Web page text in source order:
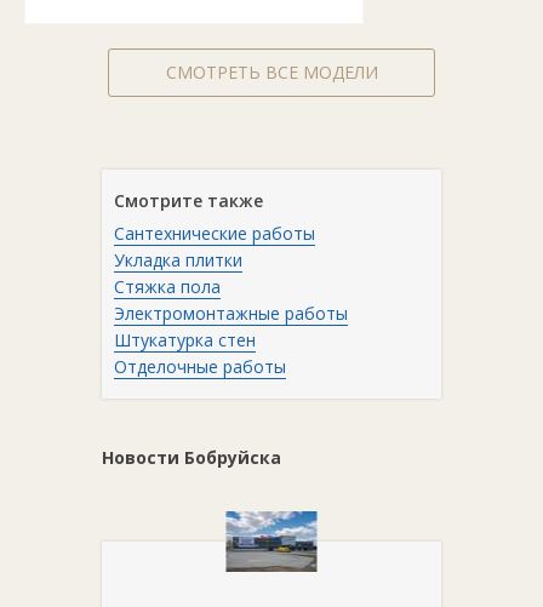
СМОТРЕТЬ ВСЕ МОДЕЛИ
Смотрите также
Сантехнические работы
Укладка плитки
Стяжка пола
Электромонтажные работы
Штукатурка стен
Отделочные работы
Новости Бобруйска